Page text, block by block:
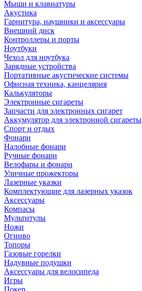
Мыши и клавиатуры
Акустика
Гарнитура, наушники и аксессуары
Внешний диск
Контроллеры и порты
Ноутбуки
Чехол для ноутбука
Зарядные устройства
Портативные акустические системы
Офисная техника, канцелярия
Калькуляторы
Электронные сигареты
Запчасти для электронных сигарет
Аккумулятор для электронной сигареты
Спорт и отдых
Фонари
Налобные фонари
Ручные фонари
Велофары и фонари
Уличные прожекторы
Лазерные указки
Комплектующие для лазерных указок
Аксессуары
Компасы
Мультитулы
Ножи
Огниво
Топоры
Газовые горелки
Надувные подушки
Аксессуары для велосипеда
Игры
Покер